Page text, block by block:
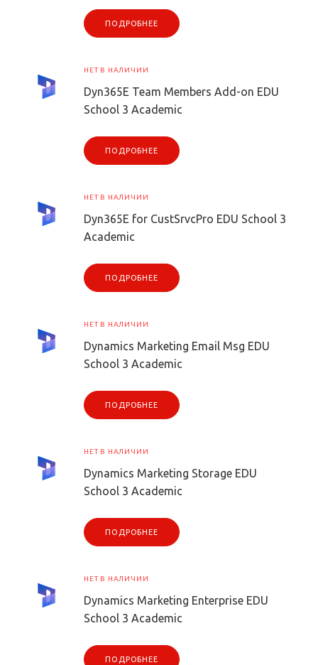
ПОДРОБНЕЕ
НЕТ В НАЛИЧИИ
Dyn365E Team Members Add-on EDU
School 3 Academic
ПОДРОБНЕЕ
НЕТ В НАЛИЧИИ
Dyn365E for CustSrvcPro EDU School 3
Academic
ПОДРОБНЕЕ
НЕТ В НАЛИЧИИ
Dynamics Marketing Email Msg EDU
School 3 Academic
ПОДРОБНЕЕ
НЕТ В НАЛИЧИИ
Dynamics Marketing Storage EDU
School 3 Academic
ПОДРОБНЕЕ
НЕТ В НАЛИЧИИ
Dynamics Marketing Enterprise EDU
School 3 Academic
ПОДРОБНЕЕ